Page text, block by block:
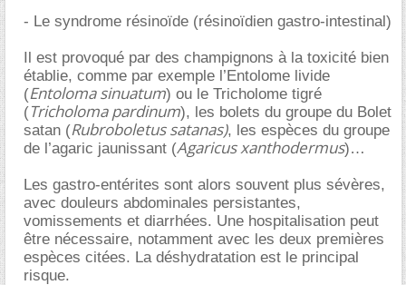
- Le syndrome résinoïde (résinoïdien gastro-intestinal)
Il est provoqué par des champignons à la toxicité bien
établie, comme par exemple l’Entolome livide
(Entoloma sinuatum) ou le Tricholome tigré
(Tricholoma pardinum), les bolets du groupe du Bolet
satan (Rubroboletus satanas), les espèces du groupe
de l’agaric jaunissant (Agaricus xanthodermus)
Les gastro-entérites sont alors souvent plus sévères,
avec douleurs abdominales persistantes,
vomissements et diarrhées. Une hospitalisation peut
être nécessaire, notamment avec les deux premières
espèces citées. La déshydratation est le principal
risque.